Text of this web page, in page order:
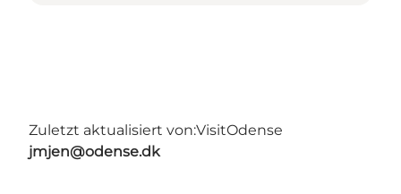
Zuletzt aktualisiert von:VisitOdense
jmjen@odense.dk